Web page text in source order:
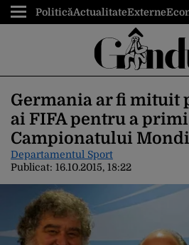
PoliticăActualitateExterne
Germania ar fi mituit
ai FIFA pentru a
Campionatului
Departamentul Sport
Publicat: 16.10.2015, 18:22